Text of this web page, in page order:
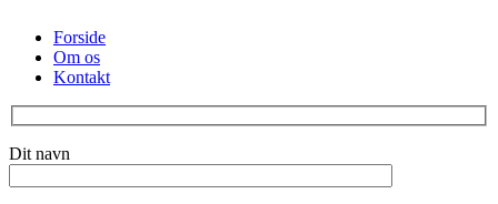
Forside
Om os
Kontakt
Dit navn